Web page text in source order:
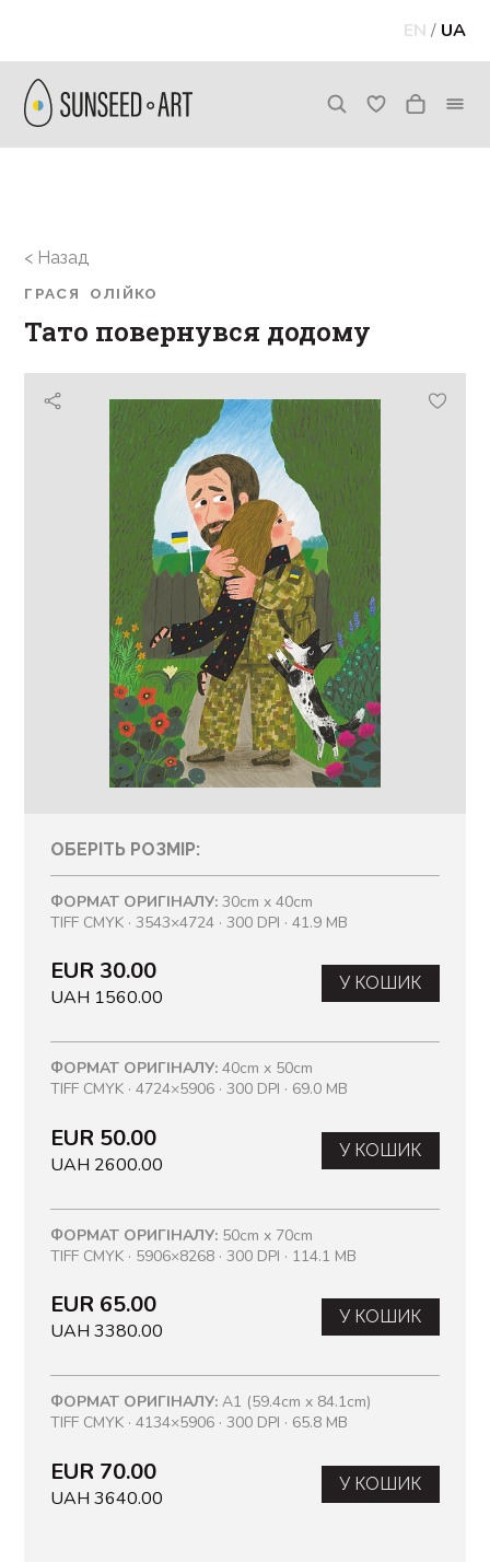
EN / UA
< Назад
ГРАСЯ ОЛІЙКО
Тато повернувся додому
ОБЕРІТЬ РОЗМІР:
ФОРМАТ ОРИГІНАЛУ: 30cm x 40cm
TIFF CMYK · 3543×4724 · 300 DPI · 41.9 MB
EUR 30.00
UAH 1560.00
У КОШИК
ФОРМАТ ОРИГІНАЛУ: 40cm x 50cm
TIFF CMYK · 4724×5906 · 300 DPI · 69.0 MB
EUR 50.00
UAH 2600.00
У КОШИК
ФОРМАТ ОРИГІНАЛУ: 50cm x 70cm
TIFF CMYK · 5906×8268 · 300 DPI · 114.1 MB
EUR 65.00
UAH 3380.00
У КОШИК
ФОРМАТ ОРИГІНАЛУ: A1 (59.4cm x 84.1cm)
TIFF CMYK · 4134×5906 · 300 DPI · 65.8 MB
EUR 70.00
UAH 3640.00
У КОШИК